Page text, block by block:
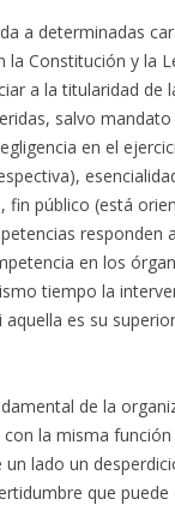
a determinadas
Constitución y la
a la titularidad de
salvo
en el
público (está
responden
en los
tiempo la
es su
de la
la misma
lado un
que